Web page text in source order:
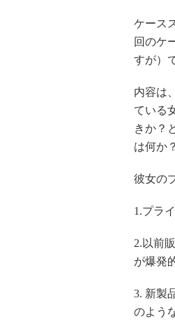
ケース
回のケ
すが）
内容は
ている
きか？
は何か
彼女の
1.プラ
2.以前
が爆発
3. 新製
のよう